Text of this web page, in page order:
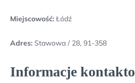
Miejscowość: Łódź
Adres: Stawowa / 28, 91-358
Informacje